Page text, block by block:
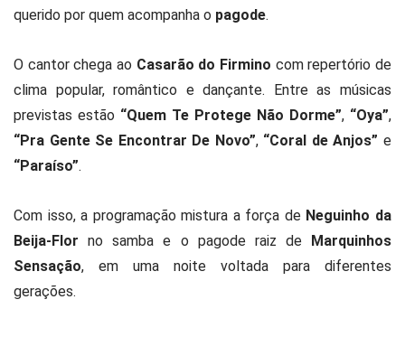
querido por quem acompanha o pagode.
O cantor chega ao Casarão do Firmino com repertório de
clima popular, romântico e dançante. Entre as músicas
previstas estão “Quem Te Protege Não Dorme”, “Oya”,
“Pra Gente Se Encontrar De Novo”, “Coral de Anjos” e
“Paraíso”.
Com isso, a programação mistura a força de Neguinho da
Beija-Flor no samba e o pagode raiz de Marquinhos
Sensação, em uma noite voltada para diferentes
gerações.